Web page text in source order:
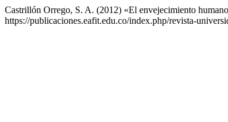
Castrillón Orrego, S. A. (2012) «El envejecimiento
https://publicaciones.eafit.edu.co/index.php/revista-